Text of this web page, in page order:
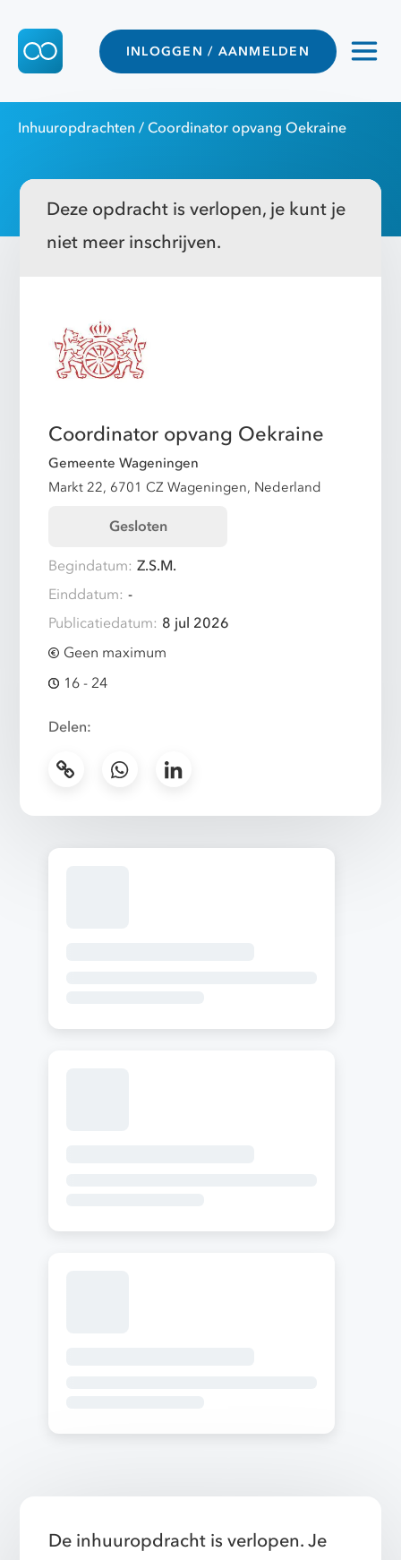
INLOGGEN / AANMELDEN
Inhuuropdrachten / Coordinator opvang Oekraine
Deze opdracht is verlopen, je kunt je
niet meer inschrijven.
Coordinator opvang Oekraine
Gemeente Wageningen
Markt 22, 6701 CZ Wageningen, Nederland
Gesloten
Begindatum: Z.S.M.
Einddatum: -
Publicatiedatum: 8 jul 2026
Geen maximum
16 - 24
Delen:
De inhuuropdracht is verlopen. Je